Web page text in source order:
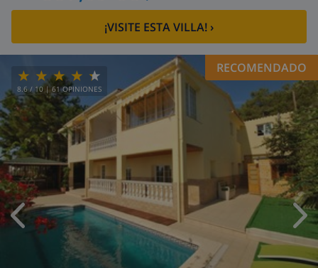
¡VISITE ESTA VILLA! ›
8.6/ 10 | 61 OPINIONES
RECOMENDADO